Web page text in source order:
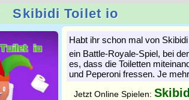
Skibidi Toilet io
Habt ihr schon mal von
ein Battle-Royale-Spiel, bei
es, dass die Toiletten
und Peperoni fressen. Je
Jetzt Online Spielen: